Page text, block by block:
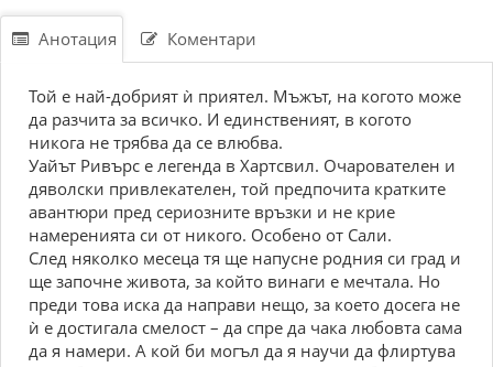
Анотация Коментари
Той е най-добрият ѝ приятел. Мъжът, на когото може
да разчита за всичко. И единственият, в когото
никога не трябва да се влюбва.
Уайът Ривърс е легенда в Хартсвил. Очарователен и
дяволски привлекателен, той предпочита кратките
авантюри пред сериозните връзки и не крие
намеренията си от никого. Особено от Сали.
След няколко месеца тя ще напусне родния си град и
ще започне живота, за който винаги е мечтала. Но
преди това иска да направи нещо, за което досега не
ѝ е достигала смелост – да спре да чака любовта сама
да я намери. А кой би могъл да я научи да флиртува